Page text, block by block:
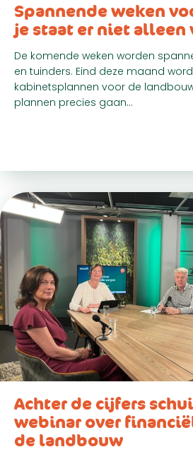
Spannende weken
je staat er niet alleen
De komende weken worden
en tuinders. Eind deze maand
kabinetsplannen voor de
plannen precies gaan…
Achter de cijfers
webinar over
de landbouw